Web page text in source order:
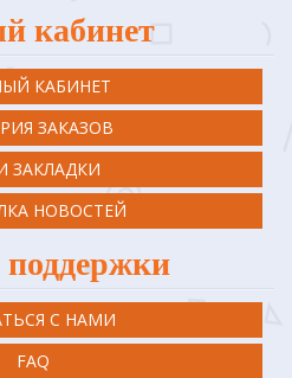
кабинет
КАБИНЕТ
ЗАКАЗОВ
ЗАКЛАДКИ
НОВОСТЕЙ
С НАМИ
FAQ